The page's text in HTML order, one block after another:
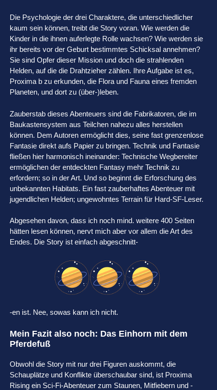
Die Psychologie der drei Charaktere, die unterschiedlicher
kaum sein können, treibt die Story voran. Wie werden die
Kinder in die ihnen auferlegte Rolle wachsen? Wie werden sie
ihr bereits vor der Geburt bestimmtes Schicksal annehmen?
Sie sind Opfer dieser Mission und doch die strahlenden
Helden, auf die die Drahtzieher zählen. Ihre Aufgabe ist es,
Proxima b zu erkunden, die Flora und Fauna eines fremden
Planeten, und dort zu (über-)leben.
Zauberstab dieses Abenteuers sind die Fabrikatoren, die im
Baukastensystem aus Teilchen nahezu alles herstellen
können. Dem Autoren ermöglicht dies, seine fast grenzenlose
Fantasie direkt aufs Papier zu bringen. Technik und Fantasie
fließen hier harmonisch ineinander: Technische Wegbereiter
ermöglichen der entdeckten Fantasy mehr Technik zu
erfordern; so in der Art. Und so beginnt die Erforschung des
unbekannten Habitats. Ein fast zauberhaftes Abenteuer mit
jugendlichen Helden; ungewohntes Terrain für Hard-SF-Leser.
Abgesehen davon, dass ich noch mind. weitere 400 Seiten
hätten lesen können, nervt mich aber vor allem die Art des
Endes. Die Story ist einfach abgeschnitt-
-en ist. Nee, sowas kann ich nicht.
Mein Fazit also noch: Das Einhorn mit dem
Pferdefuß
Obwohl die Story mit nur drei Figuren auskommt, die
Schauplätze und Konflikte überschaubar sind, ist Proxima
Rising ein Sci-Fi-Abenteuer zum Staunen, Mitfiebern und -